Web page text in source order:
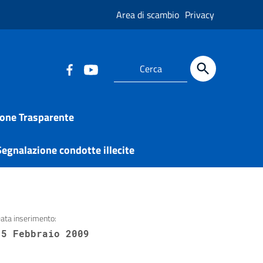
Area di scambio Privacy
Trasparente
condotte illecite
inserimento:
Febbraio 2009